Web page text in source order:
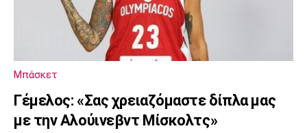
Μπάσκετ
Γέμελος: «Σας χρειαζόμαστε δίπλα μας
με την Αλούινεβντ Μίσκολτς»